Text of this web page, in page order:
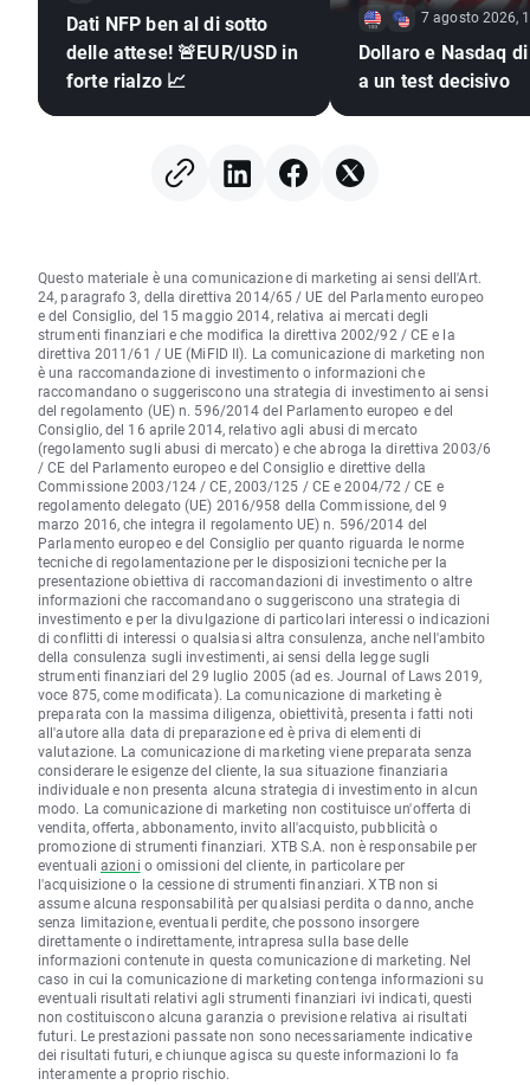
Dati NFP ben al di sotto
delle attese! 🚨EUR/USD in
forte rialzo 📈
7 agosto 2026,
Dollaro e Nasdaq
a un test decisivo
Questo materiale è una comunicazione di marketing ai sensi dell'Art.
24, paragrafo 3, della direttiva 2014/65 / UE del Parlamento europeo
e del Consiglio, del 15 maggio 2014, relativa ai mercati degli
strumenti finanziari e che modifica la direttiva 2002/92 / CE e la
direttiva 2011/61 / UE (MiFID II). La comunicazione di marketing non
è una raccomandazione di investimento o informazioni che
raccomandano o suggeriscono una strategia di investimento ai sensi
del regolamento (UE) n. 596/2014 del Parlamento europeo e del
Consiglio, del 16 aprile 2014, relativo agli abusi di mercato
(regolamento sugli abusi di mercato) e che abroga la direttiva 2003/6
/ CE del Parlamento europeo e del Consiglio e direttive della
Commissione 2003/124 / CE, 2003/125 / CE e 2004/72 / CE e
regolamento delegato (UE) 2016/958 della Commissione, del 9
marzo 2016, che integra il regolamento UE) n. 596/2014 del
Parlamento europeo e del Consiglio per quanto riguarda le norme
tecniche di regolamentazione per le disposizioni tecniche per la
presentazione obiettiva di raccomandazioni di investimento o altre
informazioni che raccomandano o suggeriscono una strategia di
investimento e per la divulgazione di particolari interessi o indicazioni
di conflitti di interessi o qualsiasi altra consulenza, anche nell'ambito
della consulenza sugli investimenti, ai sensi della legge sugli
strumenti finanziari del 29 luglio 2005 (ad es. Journal of Laws 2019,
voce 875, come modificata). La comunicazione di marketing è
preparata con la massima diligenza, obiettività, presenta i fatti noti
all'autore alla data di preparazione ed è priva di elementi di
valutazione. La comunicazione di marketing viene preparata senza
considerare le esigenze del cliente, la sua situazione finanziaria
individuale e non presenta alcuna strategia di investimento in alcun
modo. La comunicazione di marketing non costituisce un'offerta di
vendita, offerta, abbonamento, invito all'acquisto, pubblicità o
promozione di strumenti finanziari. XTB S.A. non è responsabile per
eventuali azioni o omissioni del cliente, in particolare per
l'acquisizione o la cessione di strumenti finanziari. XTB non si
assume alcuna responsabilità per qualsiasi perdita o danno, anche
senza limitazione, eventuali perdite, che possono insorgere
direttamente o indirettamente, intrapresa sulla base delle
informazioni contenute in questa comunicazione di marketing. Nel
caso in cui la comunicazione di marketing contenga informazioni su
eventuali risultati relativi agli strumenti finanziari ivi indicati, questi
non costituiscono alcuna garanzia o previsione relativa ai risultati
futuri. Le prestazioni passate non sono necessariamente indicative
dei risultati futuri, e chiunque agisca su queste informazioni lo fa
interamente a proprio rischio.